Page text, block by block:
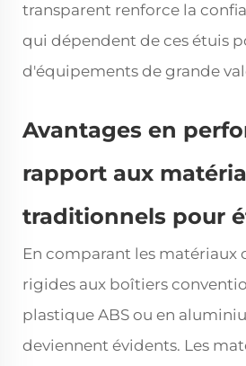
transparent renforce la
qui dépendent de ces étuis
d'équipements de grande
Avantages en
rapport aux
traditionnels pour
En comparant les matériaux
rigides aux boîtiers
plastique ABS ou en
deviennent évidents. Les